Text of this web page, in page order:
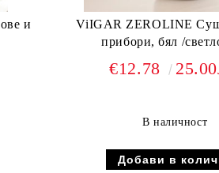
ViIGAR ZEROLINE
прибори, бял /
€12.78
В наличност